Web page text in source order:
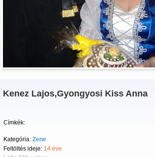
Kenez Lajos,Gyongyosi Kiss Anna
Címkék:
Kategória: Zene
Feltöltés ideje: 14 éve